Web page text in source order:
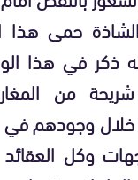
حمى هذا
ذكر في هذا
من
وجودهم في
وكل